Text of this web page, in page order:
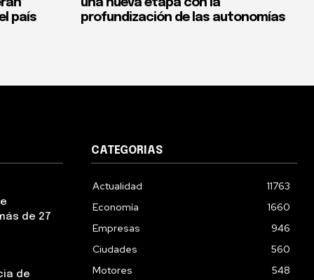
país
profundización de las autonomías
de 27
de
CATEGORIAS
Actualidad
11763
Economía
1660
Empresas
946
Ciudades
560
Motores
548